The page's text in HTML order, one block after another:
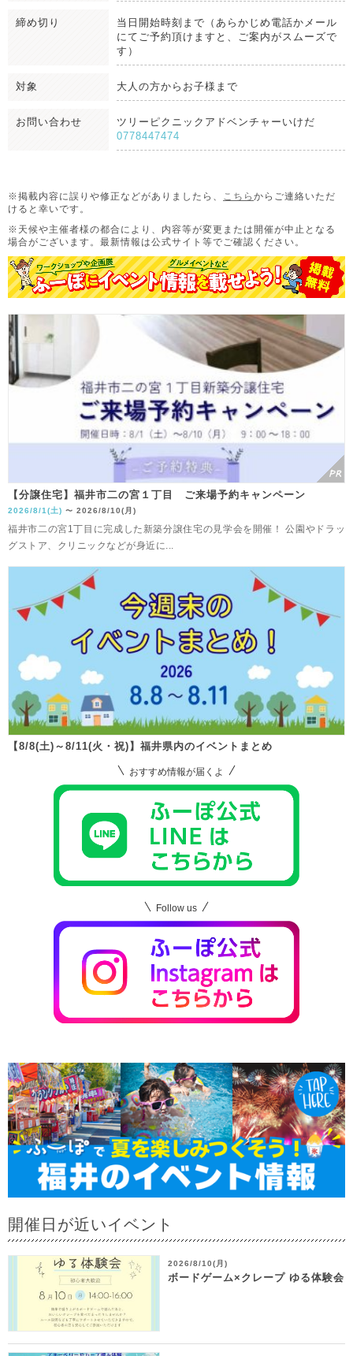
締め切り
当日開始時刻まで（あらかじめ電話かメール
にてご予約頂けますと、ご案内がスムーズで
す）
対象 大人の方からお子様まで
お問い合わせ
ツリーピクニックアドベンチャーいけだ
0778447474
※掲載内容に誤りや修正などがありましたら、 こちら からご連絡いただ
けると幸いです。
※天候や主催者様の都合により、内容等が変更または開催が中止となる
場合がございます。 最新情報は公式サイト等でご確認ください。
【分譲住宅】福井市二の宮１丁目 ご来場予約キャンペーン
2026/8/1(土) 〜 2026/8/10(月)
福井市二の宮1丁目に完成した新築分譲住宅の見学会を開催！ 公園やドラッ
グストア、クリニックなどが身近に...
【8/8(土)～8/11(火・祝)】福井県内のイベントまとめ
おすすめ情報が届くよ
Follow us
開催日が近いイベント
2026/8/10(月)
ボードゲーム×クレープ ゆる体験会